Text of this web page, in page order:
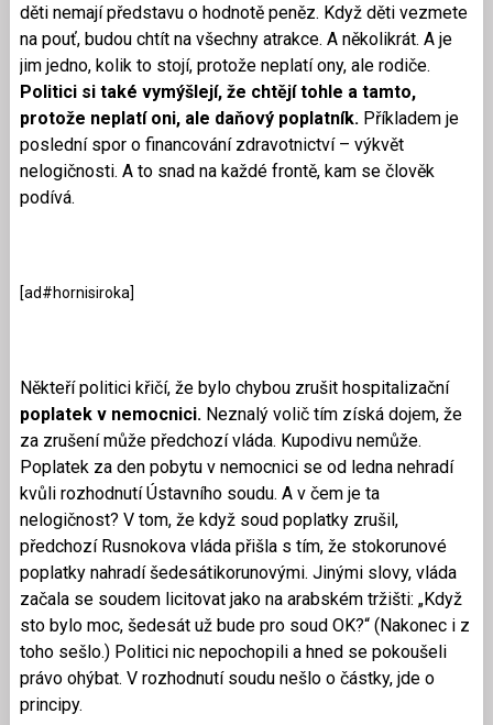
děti nemají představu o hodnotě peněz. Když děti vezmete
na pouť, budou chtít na všechny atrakce. A několikrát. A je
jim jedno, kolik to stojí, protože neplatí ony, ale rodiče.
Politici si také vymýšlejí, že chtějí tohle a tamto,
protože neplatí oni, ale daňový poplatník. Příkladem je
poslední spor o financování zdravotnictví – výkvět
nelogičnosti. A to snad na každé frontě, kam se člověk
podívá.
[ad#hornisiroka]
Někteří politici křičí, že bylo chybou zrušit hospitalizační
poplatek v nemocnici. Neznalý volič tím získá dojem, že
za zrušení může předchozí vláda. Kupodivu nemůže.
Poplatek za den pobytu v nemocnici se od ledna nehradí
kvůli rozhodnutí Ústavního soudu. A v čem je ta
nelogičnost? V tom, že když soud poplatky zrušil,
předchozí Rusnokova vláda přišla s tím, že stokorunové
poplatky nahradí šedesátikorunovými. Jinými slovy, vláda
začala se soudem licitovat jako na arabském tržišti: „Když
sto bylo moc, šedesát už bude pro soud OK?“ (Nakonec i z
toho sešlo.) Politici nic nepochopili a hned se pokoušeli
právo ohýbat. V rozhodnutí soudu nešlo o částky, jde o
principy.